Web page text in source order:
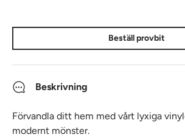
Beställ provbit
Beskrivning
Förvandla ditt hem med vårt lyxiga
modernt mönster.